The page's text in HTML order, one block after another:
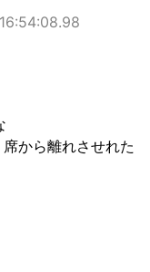
から離れさせれた